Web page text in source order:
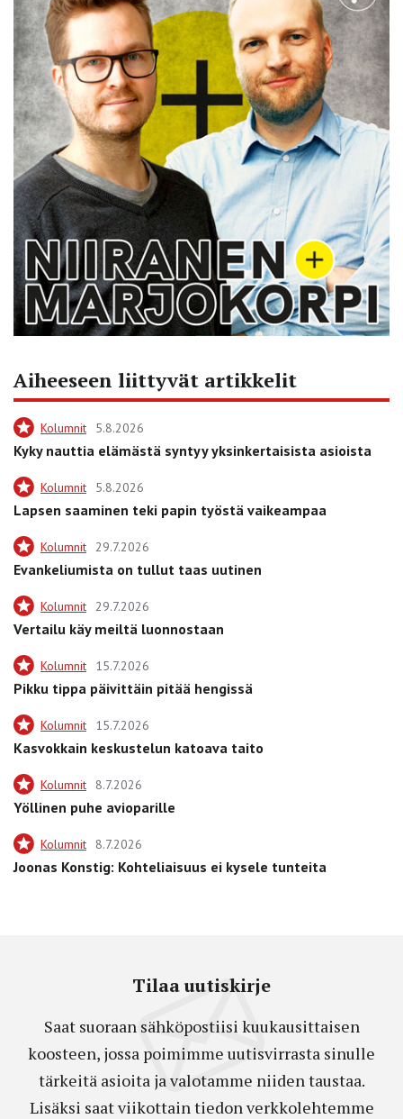
Aiheeseen liittyvät artikkelit
Kolumnit 5.8.2026
Kyky nauttia elämästä syntyy yksinkertaisista asioista
Kolumnit 5.8.2026
Lapsen saaminen teki papin työstä vaikeampaa
Kolumnit 29.7.2026
Evankeliumista on tullut taas uutinen
Kolumnit 29.7.2026
Vertailu käy meiltä luonnostaan
Kolumnit 15.7.2026
Pikku tippa päivittäin pitää hengissä
Kolumnit 15.7.2026
Kasvokkain keskustelun katoava taito
Kolumnit 8.7.2026
Yöllinen puhe avioparille
Kolumnit 8.7.2026
Joonas Konstig: Kohteliaisuus ei kysele tunteita
Tilaa uutiskirje
Saat suoraan sähköpostiisi kuukausittaisen
koosteen, jossa poimimme uutisvirrasta sinulle
tärkeitä asioita ja valotamme niiden taustaa.
Lisäksi saat viikottain tiedon verkkolehtemme